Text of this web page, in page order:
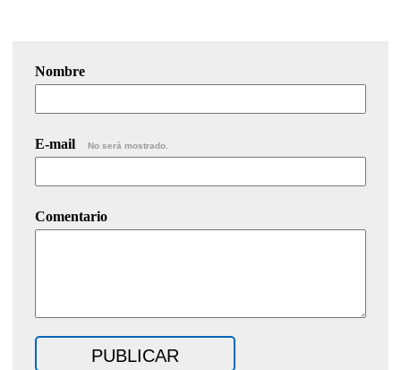
Nombre
E-mail No será mostrado.
Comentario